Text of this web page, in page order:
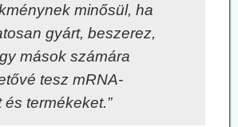
minősül, ha
gyárt, beszerez,
mások számára
tesz mRNA-
termékeket.”